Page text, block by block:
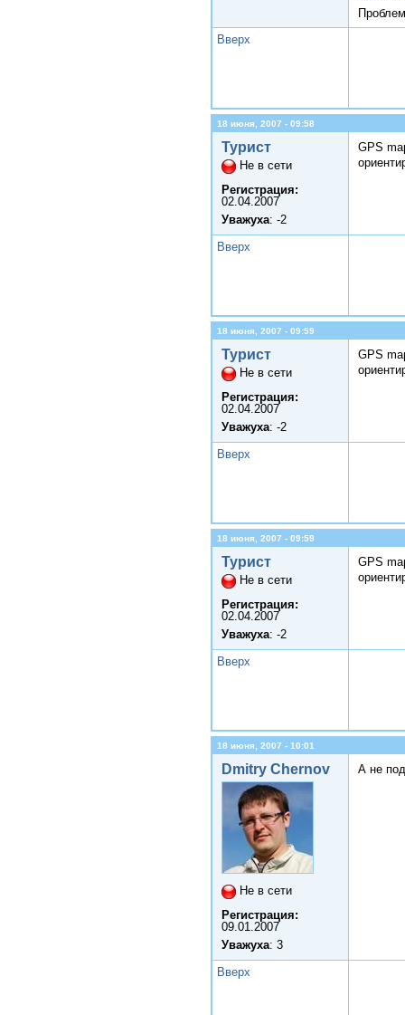
Вверх
18 июня, 2007 - 09:58
Турист
Не в сети
Регистрация:
02.04.2007
Уважуха: -2
GPS
Вверх
18 июня, 2007 - 09:59
Турист
Не в сети
Регистрация:
02.04.2007
Уважуха: -2
GPS
Вверх
18 июня, 2007 - 09:59
Турист
Не в сети
Регистрация:
02.04.2007
Уважуха: -2
GPS
Вверх
18 июня, 2007 - 10:01
Dmitry Chernov
Не в сети
Регистрация:
09.01.2007
Уважуха: 3
А не
Вверх